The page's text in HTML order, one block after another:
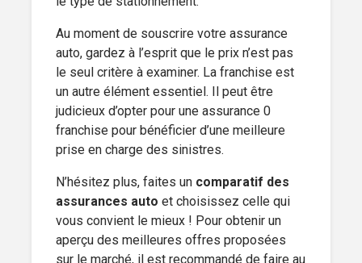
Au moment de souscrire votre assurance
auto, gardez à l’esprit que le prix n’est pas
le seul critère à examiner. La franchise est
un autre élément essentiel. Il peut être
judicieux d’opter pour une assurance 0
franchise pour bénéficier d’une meilleure
prise en charge des sinistres.
N’hésitez plus, faites un comparatif des
assurances auto et choisissez celle qui
vous convient le mieux ! Pour obtenir un
aperçu des meilleures offres proposées
sur le marché, il est recommandé de faire au